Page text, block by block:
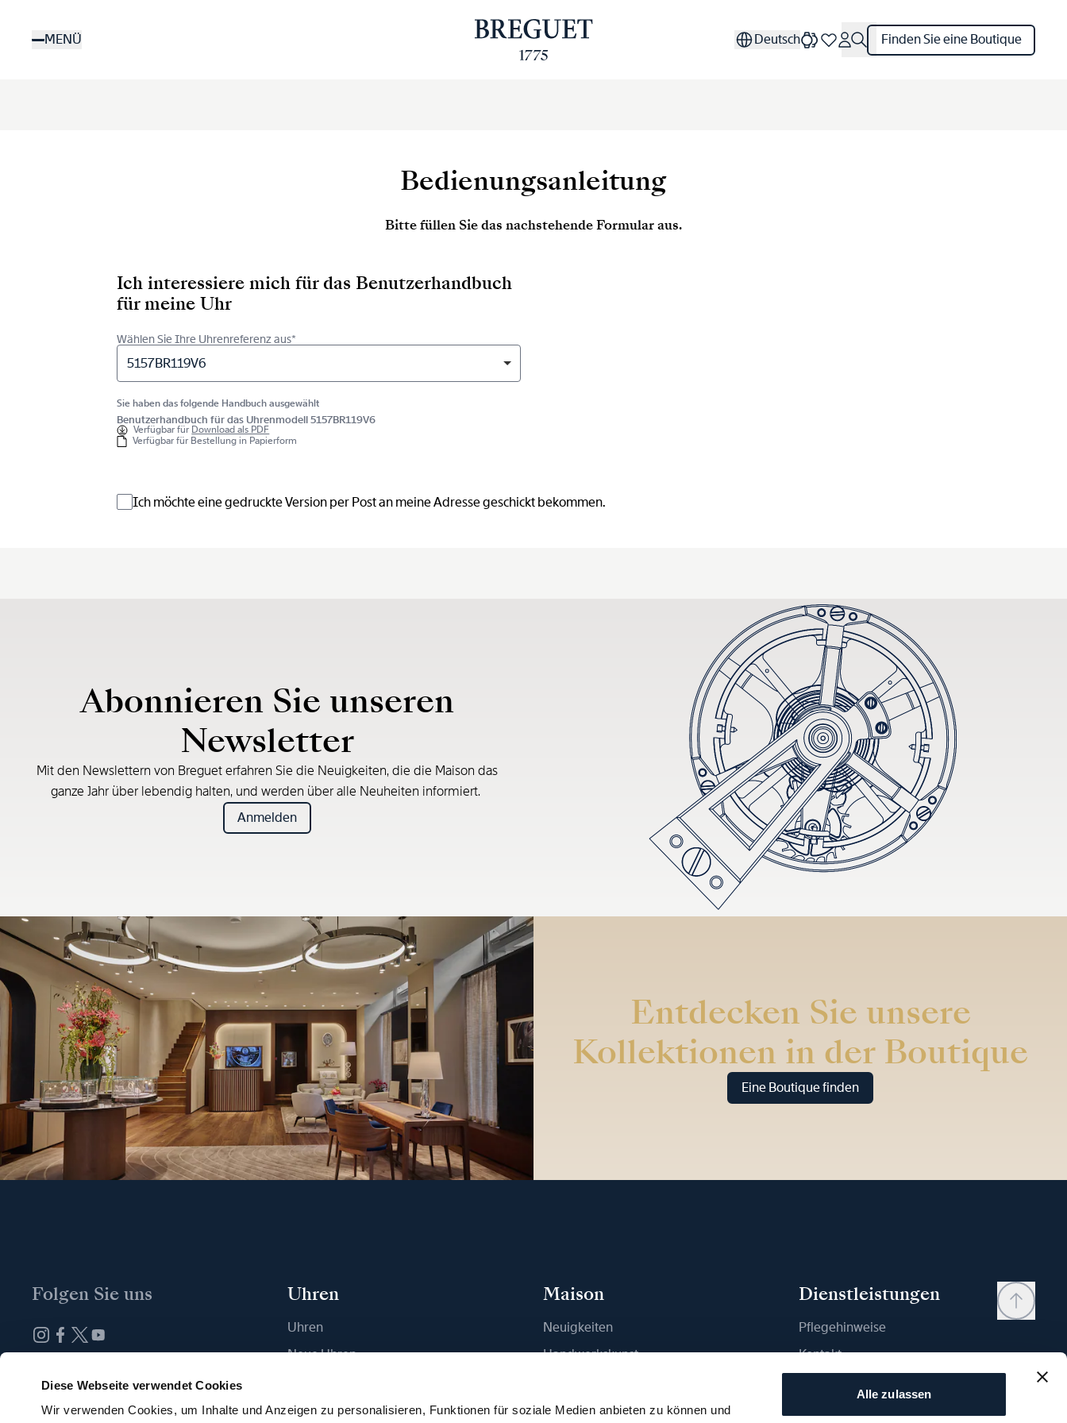
Diese Webseite verwendet Cookies
Wir verwenden Cookies, um Inhalte und Anzeigen zu personalisieren, Funktionen für soziale Medien anbieten zu können und
Alle zulassen
MENÜ Deutsch Finden Sie eine Boutique
Bedienungsanleitung
Bitte füllen Sie das nachstehende Formular aus.
Ich interessiere mich für das Benutzerhandbuch
für meine Uhr
Wählen Sie Ihre Uhrenreferenz aus*
5157BR119V6
Sie haben das folgende Handbuch ausgewählt
Benutzerhandbuch für das Uhrenmodell 5157BR119V6
Verfügbar für Download als PDF
Verfügbar für Bestellung in Papierform
Ich möchte eine gedruckte Version per Post an meine Adresse geschickt bekommen.
Abonnieren Sie unseren
Newsletter
Mit den Newslettern von Breguet erfahren Sie die Neuigkeiten, die die Maison das
ganze Jahr über lebendig halten, und werden über alle Neuheiten informiert.
Anmelden
Entdecken Sie unsere
Kollektionen in der Boutique
Eine Boutique finden
Folgen Sie uns Uhren
Uhren
Neue Uhren
Maison
Neuigkeiten
Handwerkskunst
Nachhaltigkeit
Dienstleistungen
Pflegehinweise
Kontakt